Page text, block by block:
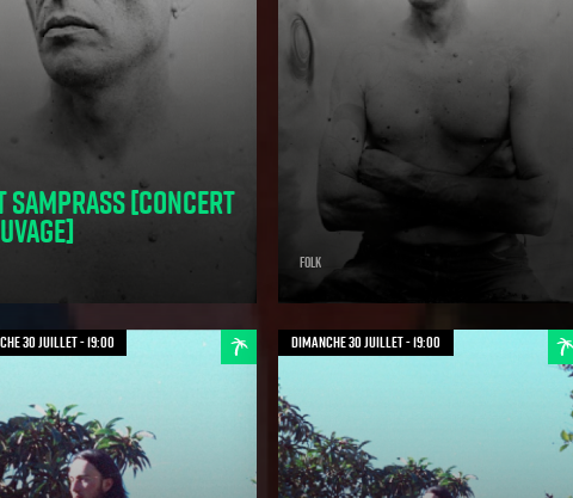
Samprass [concert
Folk
30 juillet - 19:00 dimanche 30 juillet - 19:00